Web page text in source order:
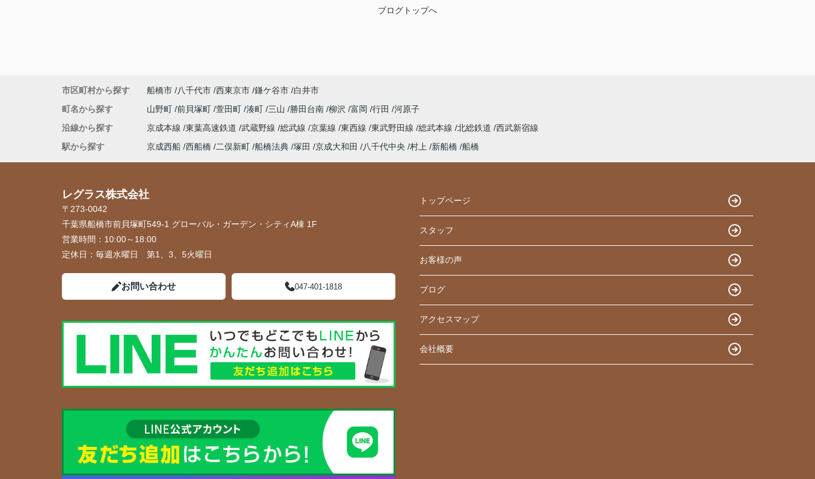
ブログトップへ
市区町村から探す 船橋市 八千代市 西東京市 鎌ケ谷市 白井市
町名から探す
山野町 前貝塚町 萱田町 湊町 三山 勝田台南 柳沢 富岡 行田
河原子
沿線から探す
京成本線 東葉高速鉄道 武蔵野線 総武線 京葉線 東西線 東武野田線 総武本線 北総鉄道 西武新宿線
駅から探す
京成西船 西船橋 二俣新町 船橋法典 塚田 京成大和田 八千代中央 村上 新船橋 船橋
レグラス株式会社
〒273-0042
千葉県船橋市前貝塚町549-1 グローバル・ガーデン・シティA棟 1F
営業時間： 10:00～18:00
定休日： 毎週水曜日 第1、3、5火曜日
お問い合わせ 047-401-1818
トップページ
スタッフ
お客様の声
ブログ
アクセスマップ
会社概要